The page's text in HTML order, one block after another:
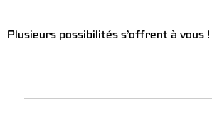
Plusieurs possibilités s’offrent à vous !